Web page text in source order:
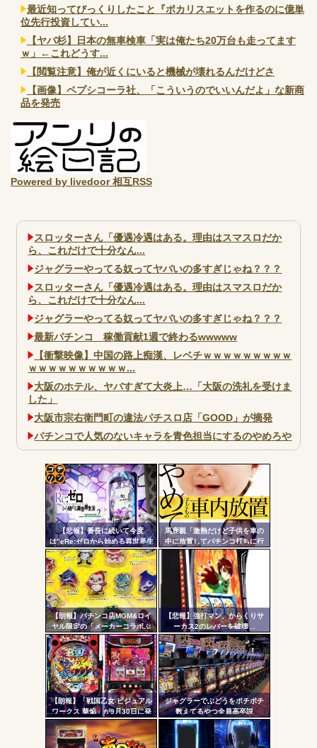
最近知ってびっくりしたこと『ポカリスエットを作るのに億単
位先行投資してい...
【ヤバ杉】日本の無車検車「実は俺たち20万台も走ってます
ｗ」←これどうす...
【閲覧注意】俺が近くにいると機械が壊れるんだけどさ
【画像】ペプシコーラ社、「こういうのでいいんだよ」な新商
品を発売
Powered by livedoor 相互RSS
スロッターさん「優遇冷遇はある。理由はスマスロだか
ら、これだけで十分なん...
ジャグラーやってる奴ってヤバいの多すぎじゃね？？？
スロッターさん「優遇冷遇はある。理由はスマスロだか
ら、これだけで十分なん...
ジャグラーやってる奴ってヤバいの多すぎじゃね？？？
最新パチンコ 稼働貢献1週で終わるwwwww
【衝撃映像】中国の路上痴漢、レベチｗｗｗｗｗｗｗｗｗ
ｗｗｗｗｗｗｗｗｗｗ...
大阪のホテル、ヤバすぎて大炎上…「大阪の洗礼を受けま
した」
大阪市宗右衛門町の違法パチスロ店「GOOD」が摘発
パチンコで人気のないキャラを青色担当にするのやめろや
ワイ、パチンコ屋店員の目の前で会員カードを握り潰し
「今までありがとう」と...
無職のパチンコカス(22)なんやが、ワイの人生どれくらい
ヤバいか教えて？...
AngelBeats!とかいうクソアニメの思い出ｗｗｗ
Powered by livedoor 相互RSS
【悲報】番長に続いて今度
は”eRe:ゼロから始める異世界生
活2”で不正基板が発見された模
様…関係者さん「中古購入は控
えた方がいいと思います」
馬鹿親「激熱だけど子供を車の
中に放置してパチンコ打ちに行
きます」←これさぁ…
【朗報】パチンコ店MGM&ロイ
ヤル限定の「メーカーコラボぷ
っくり3Dシール」が可愛いと話
題に！限定生産3000枚らしい
【悲報】強打マン、からくりサ
ーカス2のレバーを破壊…
【朗報】「戦国乙女 ビジュアル
ワークス 華焔」が9月30日に発
売決定！定価3980円、P戦国乙
女7・L戦国乙女5・グッズなどの
アートワーク集
ジャグラーでぶどうをポチポチ
数えてるやつ全員高卒説
コテ
リン
- 固
定リ
ンク
自動
更新
ツー
ル